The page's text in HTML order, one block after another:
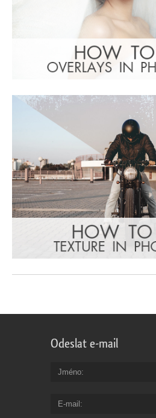
Odeslat e-mail
Jméno
E-mail